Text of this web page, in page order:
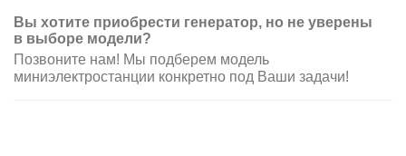
Вы хотите приобрести генератор, но не уверены
в выборе модели?
Позвоните нам! Мы подберем модель
миниэлектростанции конкретно под Ваши задачи!